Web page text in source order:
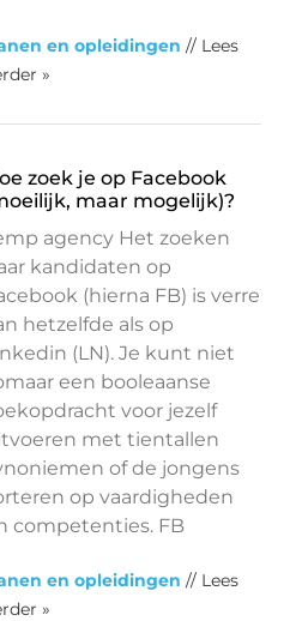
en opleidingen // Lees
»
zoek je op Facebook
maar mogelijk)?
agency Het zoeken
kandidaten op
(hierna FB) is verre
hetzelfde als op
(LN). Je kunt niet
een booleaanse
voor jezelf
met tientallen
of de jongens
op vaardigheden
competenties. FB
en opleidingen // Lees
»